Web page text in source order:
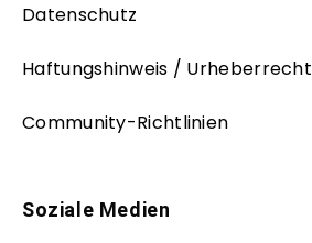
Datenschutz
Haftungshinweis / Urheberrecht
Community-Richtlinien
Soziale Medien